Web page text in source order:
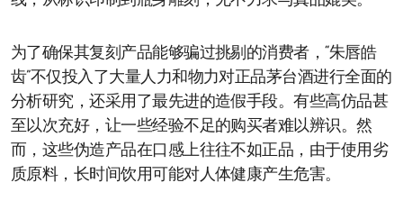
为了确保其复刻产品能够骗过挑剔的消费者，“朱唇皓
齿”不仅投入了大量人力和物力对正品茅台酒进行全面的
分析研究，还采用了最先进的造假手段。有些高仿品甚
至以次充好，让一些经验不足的购买者难以辨识。然
而，这些伪造产品在口感上往往不如正品，由于使用劣
质原料，长时间饮用可能对人体健康产生危害。